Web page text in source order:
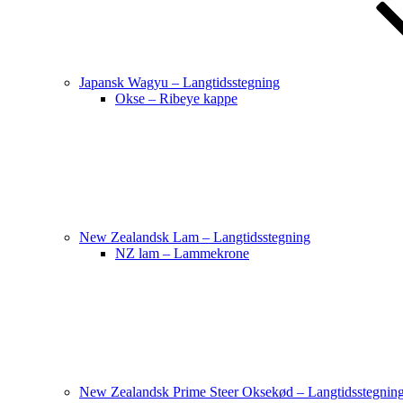
Japansk Wagyu – Langtidsstegning
Okse – Ribeye kappe
New Zealandsk Lam – Langtidsstegning
NZ lam – Lammekrone
New Zealandsk Prime Steer Oksekød –